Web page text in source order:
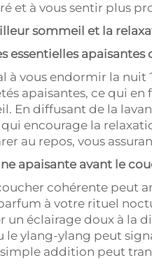
et à vous sentir plus
sommeil et la
essentielles
à vous endormir la
apaisantes, ce qui
En diffusant de la
encourage la
au repos, vous
apaisante avant le
cohérente peut
à votre rituel
un éclairage doux à la
le ylang-ylang peut
addition peut